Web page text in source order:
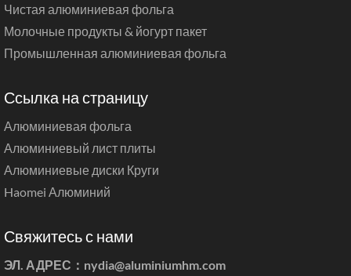
Чистая алюминиевая фольга
Молочные продукты & йогурт пакет
Промышленная алюминиевая фольга
Ссылка на страницу
Алюминиевая фольга
Алюминиевый лист плиты
Алюминиевые диски Круги
Haomei Алюминий
Свяжитесь с нами
ЭЛ. АДРЕС： nydia@aluminiumhm.com